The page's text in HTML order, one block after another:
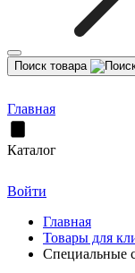
Поиск товара
Главная
Каталог
Войти
Главная
Товары для
Специальные